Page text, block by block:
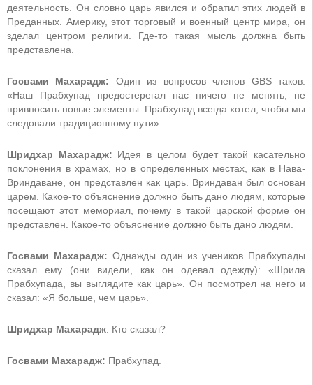
деятельность. Он словно царь явился и обратил этих людей в
Преданных. Америку, этот торговый и военный центр мира, он
зделал центром религии. Где-то такая мысль должна быть
представлена.
Госвами Махарадж: Один из вопросов членов GBS таков:
«Наш Прабхупад предостерегал нас ничего не менять, не
привносить новые элементы. Прабхупад всегда хотел, чтобы мы
следовали традиционному пути».
Шридхар Махарадж: Идея в целом будет такой касательно
поклонения в храмах, но в определенных местах, как в Нава-
Вриндаване, он представлен как царь. Вриндаван был основан
царем. Какое-то объяснение должно быть дано людям, которые
посещают этот мемориал, почему в такой царской форме он
представлен. Какое-то объяснение должно быть дано людям.
Госвами Махарадж: Однажды один из учеников Прабхупады
сказал ему (они видели, как он одевал одежду): «Шрила
Прабхупада, вы выглядите как царь». Он посмотрел на него и
сказал: «Я больше, чем царь».
Шридхар Махарадж: Кто сказал?
Госвами Махарадж: Прабхупад.